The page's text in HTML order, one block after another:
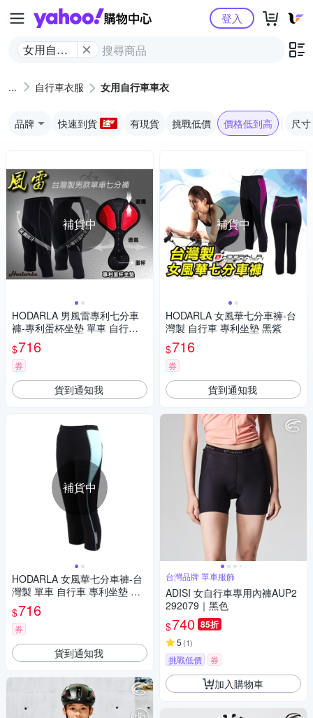
Yahoo購物中心
女用自行
登入
自行車衣服 女用自行車車衣
品牌 快速到貨 有現貨 挑戰低價 價格低到高 尺寸
補貨中
HODARLA 男風雷專利七分車
褲-專利蛋杯坐墊 單車 自行車
長褲 台灣製 2202401 黑白
$716
券
貨到通知我
補貨中
HODARLA 女風華七分車褲-台
灣製 單車 自行車 專利坐墊 黑
水藍
$716
券
貨到通知我
補貨中
HODARLA 女風華七分車褲-台
灣製 自行車 專利坐墊 黑紫
$716
券
貨到通知我
台灣品牌 單車服飾
ADISI 女自行車專用內褲AUP2
292079｜黑色
$740 85折
5 (1)
挑戰低價 券
加入購物車